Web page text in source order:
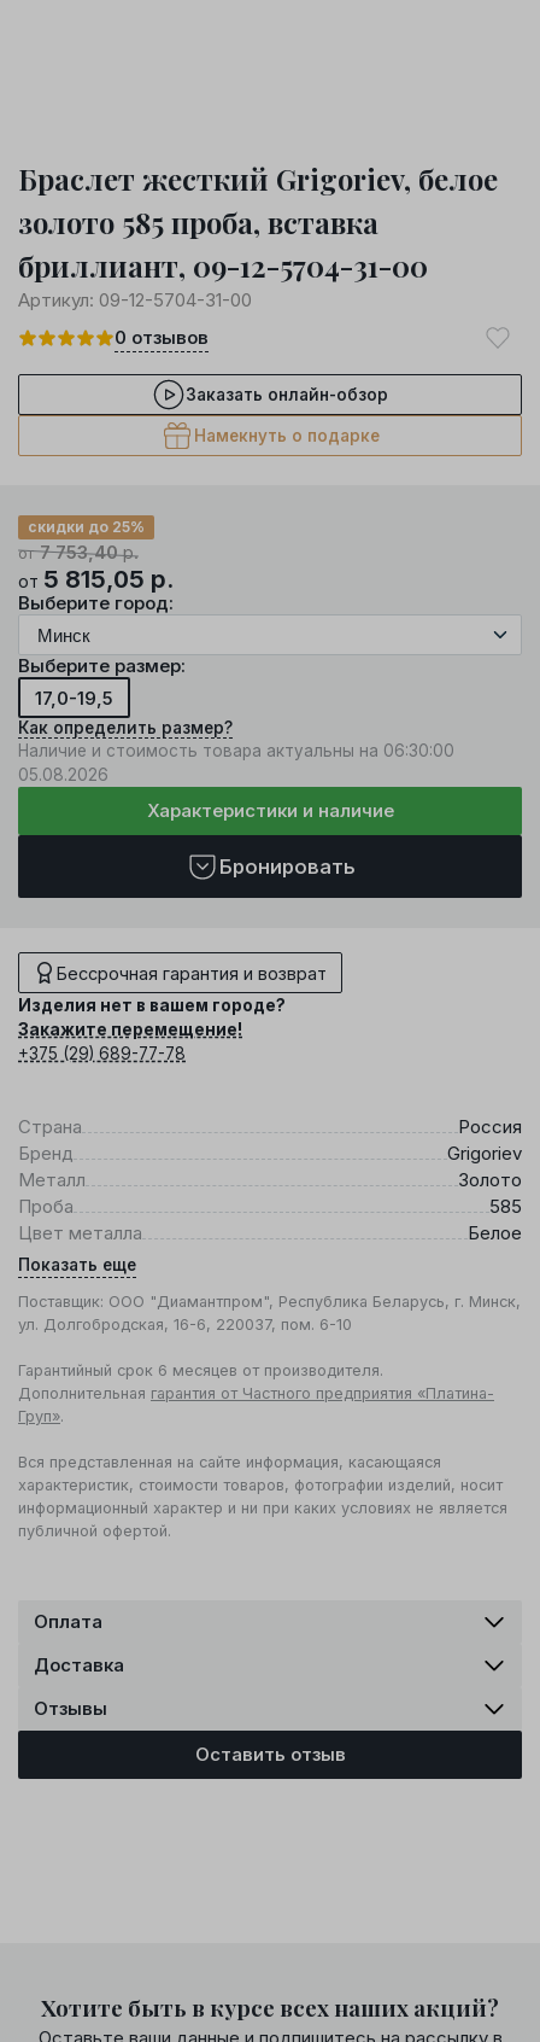
Браслет жесткий Grigoriev, белое
золото 585 проба, вставка
бриллиант, 09-12-5704-31-00
Артикул: 09-12-5704-31-00
0 отзывов
Заказать онлайн-обзор
Намекнуть о подарке
от7 753,40р.
скидки до 25%
от 5 815,05 р.
Выберите город:
Выберите размер:
17,0-19,5
Как определить размер?
Наличие и стоимость товара актуальны на 06:30:00
05.08.2026
Характеристики и наличие
Бронировать
Бессрочная гарантия и возврат
Изделия нет в вашем городе?
Закажите перемещение!
+375 (29) 689-77-78
Страна
Россия
Бренд
Grigoriev
Металл
Золото
Проба
585
Цвет металла
Белое
Показать еще
Поставщик: ООО "Диамантпром", Республика Беларусь, г. Минск,
ул. Долгобродская, 16-6, 220037, пом. 6-10
Гарантийный срок 6 месяцев от производителя.
Дополнительная гарантия от Частного предприятия «Платина-
Груп».
Вся представленная на сайте информация, касающаяся
характеристик, стоимости товаров, фотографии изделий, носит
информационный характер и ни при каких условиях не является
публичной офертой.
Оплата
Доставка
Отзывы
Оставить отзыв
Хотите быть в курсе всех наших акций?